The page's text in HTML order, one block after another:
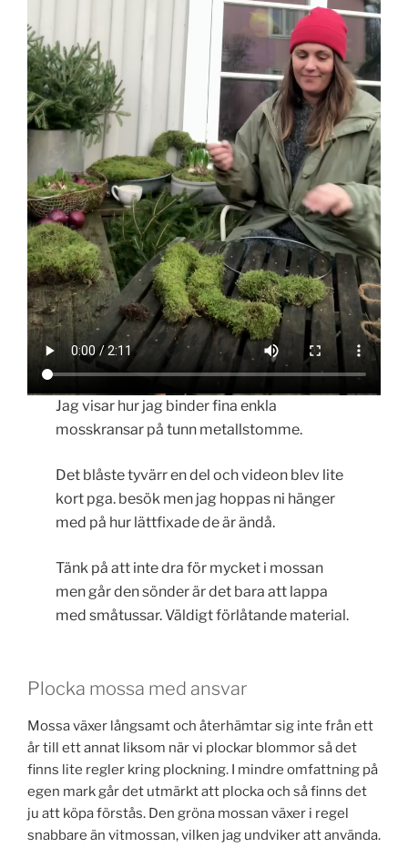
Jag visar hur jag binder fina enkla
mosskransar på tunn metallstomme.
Det blåste tyvärr en del och videon blev lite
kort pga. besök men jag hoppas ni hänger
med på hur lättfixade de är ändå.
Tänk på att inte dra för mycket i mossan
men går den sönder är det bara att lappa
med småtussar. Väldigt förlåtande material.
Plocka mossa med ansvar
Mossa växer långsamt och återhämtar sig inte från ett
år till ett annat liksom när vi plockar blommor så det
finns lite regler kring plockning. I mindre omfattning på
egen mark går det utmärkt att plocka och så finns det
ju att köpa förstås. Den gröna mossan växer i regel
snabbare än vitmossan, vilken jag undviker att använda.